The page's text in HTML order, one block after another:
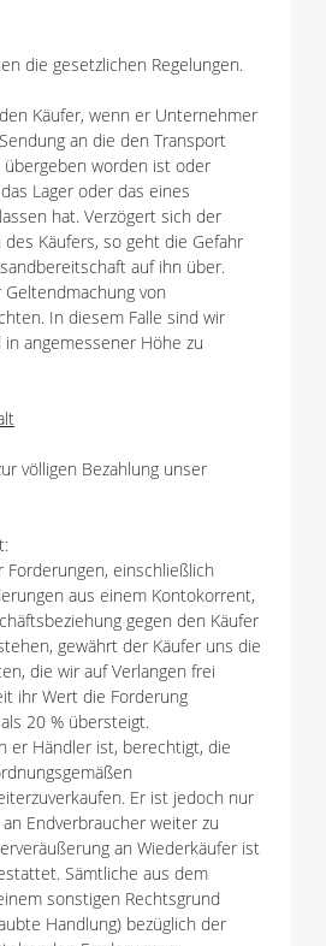
die gesetzlichen Regelungen.
Käufer, wenn er Unternehmer
an die den Transport
worden ist oder
Lager oder das eines
hat. Verzögert sich der
Käufers, so geht die Gefahr
auf ihn über.
von
In diesem Falle sind wir
angemessener Höhe zu
völligen Bezahlung unser
Forderungen, einschließlich
aus einem Kontokorrent,
gegen den Käufer
gewährt der Käufer uns die
die wir auf Verlangen frei
ihr Wert die Forderung
20 % übersteigt.
er Händler ist, berechtigt, die
Er ist jedoch nur
Endverbraucher weiter zu
an Wiederkäufer ist
Sämtliche aus dem
sonstigen Rechtsgrund
Handlung) bezüglich der